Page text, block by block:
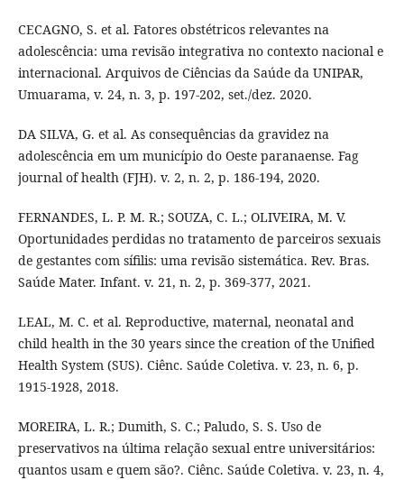
CECAGNO, S. et al. Fatores obstétricos relevantes na
adolescência: uma revisão integrativa no contexto nacional e
internacional. Arquivos de Ciências da Saúde da UNIPAR,
Umuarama, v. 24, n. 3, p. 197-202, set./dez. 2020.
DA SILVA, G. et al. As consequências da gravidez na
adolescência em um município do Oeste paranaense. Fag
journal of health (FJH). v. 2, n. 2, p. 186-194, 2020.
FERNANDES, L. P. M. R.; SOUZA, C. L.; OLIVEIRA, M. V.
Oportunidades perdidas no tratamento de parceiros sexuais
de gestantes com sífilis: uma revisão sistemática. Rev. Bras.
Saúde Mater. Infant. v. 21, n. 2, p. 369-377, 2021.
LEAL, M. C. et al. Reproductive, maternal, neonatal and
child health in the 30 years since the creation of the Unified
Health System (SUS). Ciênc. Saúde Coletiva. v. 23, n. 6, p.
1915-1928, 2018.
MOREIRA, L. R.; Dumith, S. C.; Paludo, S. S. Uso de
preservativos na última relação sexual entre universitários:
quantos usam e quem são?. Ciênc. Saúde Coletiva. v. 23, n. 4,